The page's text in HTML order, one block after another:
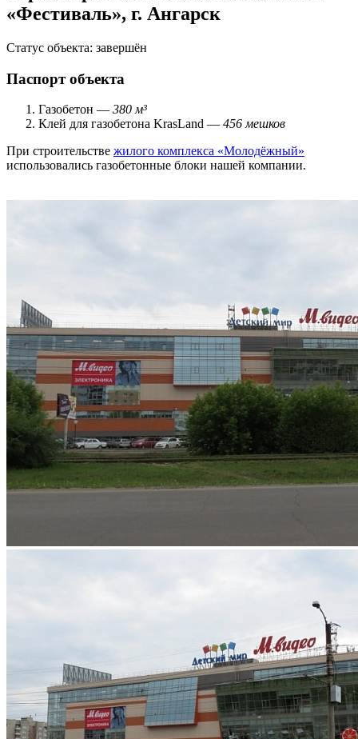
«Фестиваль», г. Ангарск
Статус объекта: завершён
Паспорт объекта
Газобетон — 380 м³
Клей для газобетона KrasLand — 456 мешков
При строительстве жилого комплекса «Молодёжный»
использовались газобетонные блоки нашей компании.